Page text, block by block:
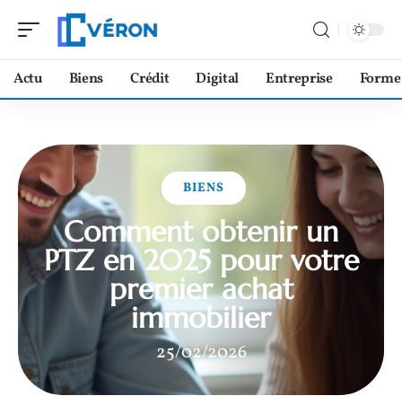
Actu Biens Crédit Digital Entreprise Forme
BIENS
Comment obtenir un
PTZ en 2025 pour votre
premier achat
immobilier
25/02/2026